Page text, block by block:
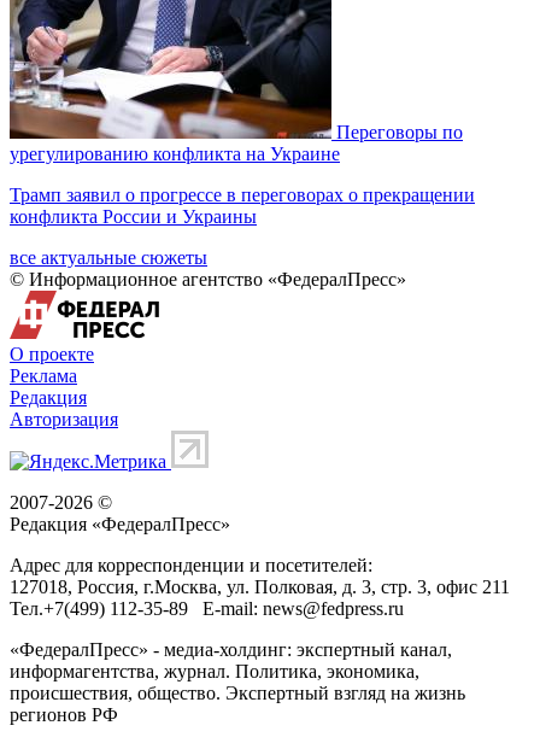
Переговоры по
урегулированию конфликта на Украине
Трамп заявил о прогрессе в переговорах о прекращении
конфликта России и Украины
все актуальные сюжеты
© Информационное агентство «ФедералПресс»
О проекте
Реклама
Редакция
Авторизация
2007-2026 ©
Редакция «ФедералПресс»
Адрес для корреспонденции и посетителей:
127018, Россия, г.Москва, ул. Полковая, д. 3, стр. 3, офис 211
Тел.+7(499) 112-35-89 E-mail: news@fedpress.ru
«ФедералПресс» - медиа-холдинг: экспертный канал,
информагентства, журнал. Политика, экономика,
происшествия, общество. Экспертный взгляд на жизнь
регионов РФ